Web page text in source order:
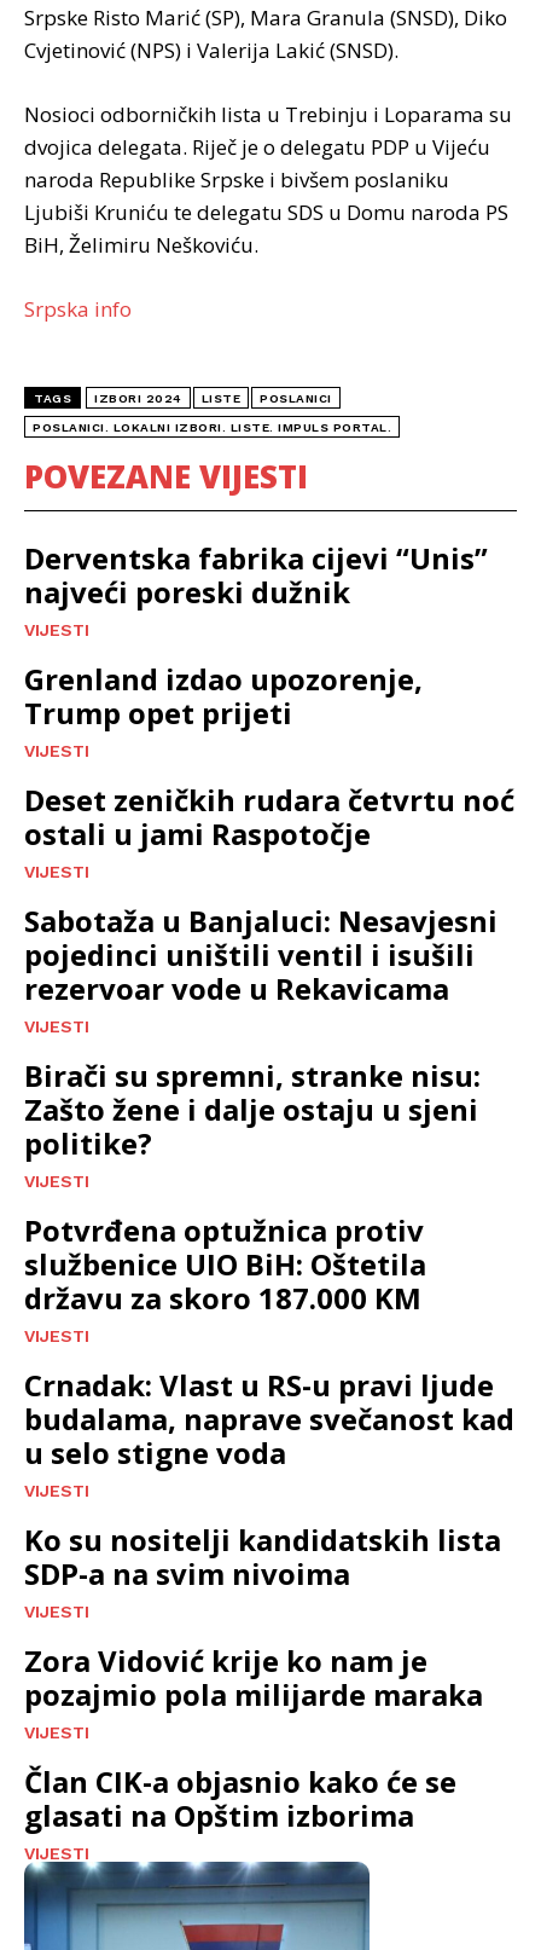
Srpske Risto Marić (SP), Mara Granula (SNSD), Diko
Cvjetinović (NPS) i Valerija Lakić (SNSD).
Nosioci odborničkih lista u Trebinju i Loparama su
dvojica delegata. Riječ je o delegatu PDP u Vijeću
naroda Republike Srpske i bivšem poslaniku
Ljubiši Kruniću te delegatu SDS u Domu naroda PS
BiH, Želimiru Neškoviću.
Srpska info
TAGS IZBORI 2024 LISTE POSLANICI
POSLANICI. LOKALNI IZBORI. LISTE. IMPULS PORTAL.
POVEZANE VIJESTI
Derventska fabrika cijevi “Unis”
najveći poreski dužnik
VIJESTI
Grenland izdao upozorenje,
Trump opet prijeti
VIJESTI
Deset zeničkih rudara četvrtu noć
ostali u jami Raspotočje
VIJESTI
Sabotaža u Banjaluci: Nesavjesni
pojedinci uništili ventil i isušili
rezervoar vode u Rekavicama
VIJESTI
Birači su spremni, stranke nisu:
Zašto žene i dalje ostaju u sjeni
politike?
VIJESTI
Potvrđena optužnica protiv
službenice UIO BiH: Oštetila
državu za skoro 187.000 KM
VIJESTI
Crnadak: Vlast u RS-u pravi ljude
budalama, naprave svečanost kad
u selo stigne voda
VIJESTI
Ko su nositelji kandidatskih lista
SDP-a na svim nivoima
VIJESTI
Zora Vidović krije ko nam je
pozajmio pola milijarde maraka
VIJESTI
Član CIK-a objasnio kako će se
glasati na Opštim izborima
VIJESTI